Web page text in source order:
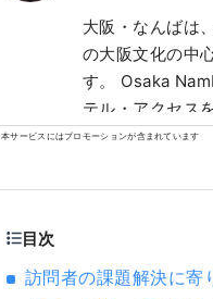
大阪・なんばは
の大阪文化の中
す。 Osaka Namba ⇔ Kansai Intl Airport MICE Guide は、 南海グループの会場・ホ
テル・アクセス
産業観光（企業
て運営されています。』 【写真説明】 １．関西国際空
本サービスにはプロモーションが含まれています
目次
訪問者の課題解決に寄